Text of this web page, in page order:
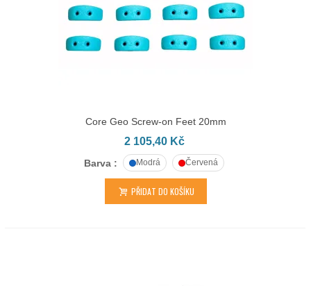
Core Geo Screw-on Feet 20mm
2 105,40 Kč
Barva : Modrá Červená
PŘIDAT DO KOŠÍKU